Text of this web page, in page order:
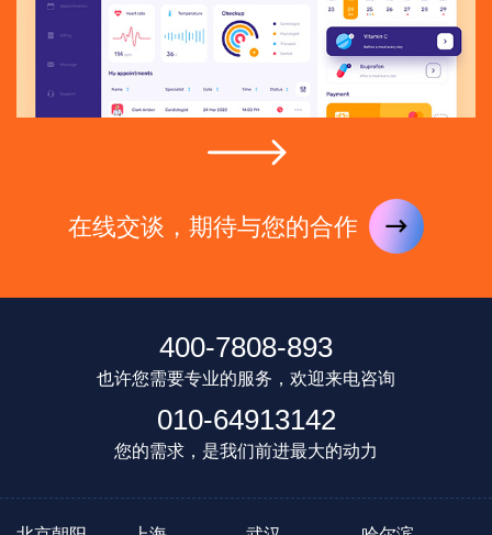
在线交谈，期待与您的合作
400-7808-893
也许您需要专业的服务，欢迎来电咨询
010-64913142
您的需求，是我们前进最大的动力